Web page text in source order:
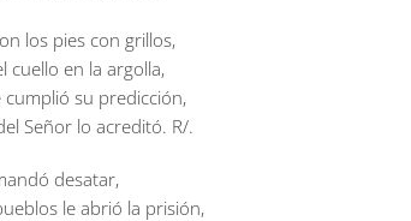
los pies con grillos,
cuello en la argolla,
cumplió su predicción,
Señor lo acreditó. R/.
desatar,
le abrió la prisión,